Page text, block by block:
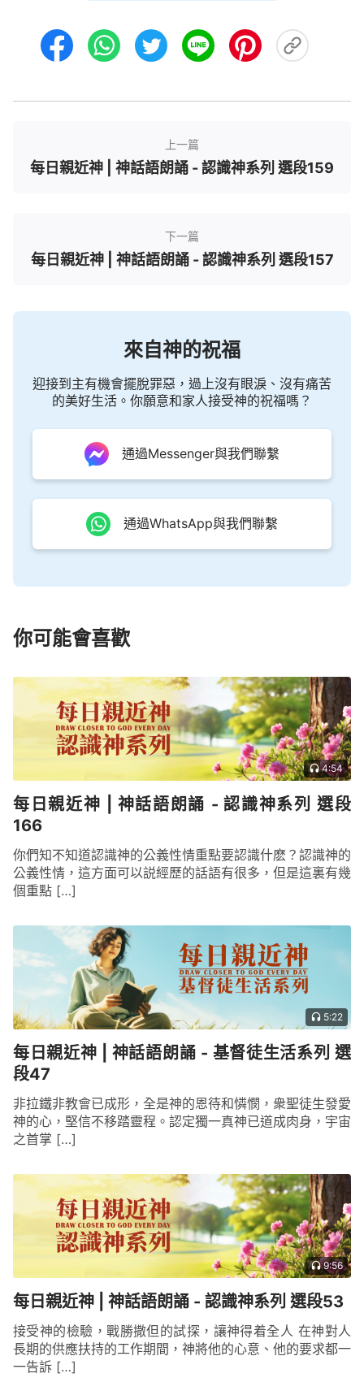
你的人格變没變？你的人性變没變？你的良心變没變
呢？你整個人從心裏到思想，以至于從裏到外都發生
遠，讓你與撒但越來越相合、越來越相似，結果撒但
你們看，現在這個社會潮流對人類的影響大不
良心、理智、人性、道德，還有生存觀點。這個社會
潮流是不是讓人逐漸墮落，越來越敗壞呢？撒但用這
流當中不知不覺地崇尚金錢、崇尚物欲，也崇尚邪
什麽了？就變成魔鬼撒但了！因為在人的心裏，人的
心理取向是什麽？人崇尚什麽了？人開始喜愛邪惡，
喜愛暴力，人不喜歡美善，更不喜歡和平，人不願在
正常的人性裏過平淡的日子，而是想享受榮華富貴，
享受肉體，竭盡全力去滿足自己的肉體，没有任何的
限制，也没有任何的捆綁，就是為所欲為。那人一旦
陷入了這樣的潮流，你所學的知識能不能幫助你解脱
啊？你所知道的傳統文化與迷信能不能幫助你擺脱這
樣的困境啊？人所了解的傳統道德、傳統禮儀能不能
不能幫助人從邪惡潮流裏拔出脚來？肯定不能。這
人，越來越自私，越來越惡毒。人與人之間没有了情
理解，人與人之間充滿了暴力。每一個人都想用暴力
的手段、暴力的方式活在人中間，用暴力的方式搶奪
自己的飯碗，用暴力的方式奪得自己的地位，用暴力
的方式獲取自己的利益，用暴力的方式、用邪惡的方
式做自己想做的任何一件事，這個人類是不是很可怕
了？已經可怕到一個地步了，不但能把神釘在十字架
上，還能把所有跟隨神的人趕盡殺絶，因為這個人類
太邪惡了。那人活在撒但敗壞人的這樣的環境中、世
界中、人群中，當聽完了我剛剛講的這些，你們是不
是覺得很可怕呢？（是。）那你們是否曾經覺得自己
個口氣好像覺得：「撒但用各種方式敗壞人，無空不
鑽、無孔不入，那人還有救了嗎？」人還有救嗎？人
自己能救自己嗎？（不能。）那玉皇大帝能救人嗎？
孔子能救人嗎？觀音菩薩能救人嗎？（不能。）誰能
救人哪？（神。）但是有些人可能心裏有這麽個疑
問：「撒但這麽瘋狂、這麽喪心病狂地殘害我們，讓
我們没有活着的希望，也没有活着的
在敗壞中，反正每一個人都是抵擋神的了，現在我們
的心都沉到底了，那撒但敗壞我們的同時神在哪兒？
感覺到啊！」有些人不免有些失落，也不免有一些灰
心。對你們來説，這個感觸挺深，因為我所講的這些
一步一步地讓人明白，人越來越覺得自己没救了，越
來越覺得自己被神抛弃了。但是你們别着急，我們今
天交通的話題「撒但的邪惡」不是我們真正的主題，
只不過講神的聖潔這方面的實質，我們不得不講撒但
是怎麽敗壞人的與撒但的邪惡，不得不講這些來讓人
更清楚人現在處在什麽樣的境地。講這些的目的，一
個是讓人知道撒但的邪惡，另外讓人更加深刻地了解
上一篇
每日親近神 | 神話語朗誦 - 認識神系列 選段159
下一篇
每日親近神 | 神話語朗誦 - 認識神系列 選段157
來自神的祝福
迎接到主有機會擺脫罪惡，過上沒有眼淚、沒有痛苦
的美好生活。你願意和家人接受神的祝福嗎？
通過Messenger與我們聯繫
通過WhatsApp與我們聯繫
你可能會喜歡
4:54
每日親近神 | 神話語朗誦 - 認識神系列 選段
166
你們知不知道認識神的公義性情重點要認識什麽？認識神的
公義性情，這方面可以説經歷的話語有很多，但是這裏有幾
個重點 […]
5:22
每日親近神 | 神話語朗誦 - 基督徒生活系列 選
段47
非拉鐵非教會已成形，全是神的恩待和憐憫，衆聖徒生發愛
神的心，堅信不移踏靈程。認定獨一真神已道成肉身，宇宙
之首掌 […]
9:56
每日親近神 | 神話語朗誦 - 認識神系列 選段53
接受神的檢驗，戰勝撒但的試探，讓神得着全人 在神對人
長期的供應扶持的工作期間，神將他的心意、他的要求都一
一告訴 […]